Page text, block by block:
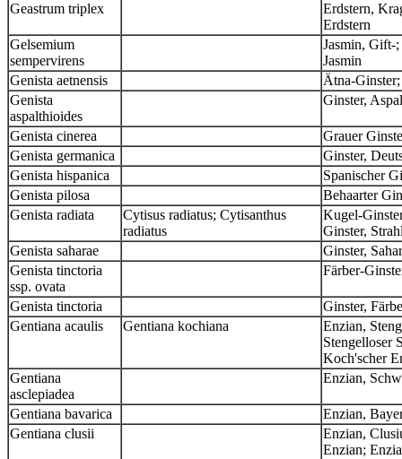
Geastrum triplex
Erdstern,
Erdstern
Gelsemium
sempervirens
Jasmin, Gift-
Jasmin
Genista aetnensis
Ätna-
Genista
aspalthioides
Ginster,
Genista cinerea
Grauer
Genista germanica
Ginster,
Genista hispanica
Spanischer
Genista pilosa
Behaarter
Genista radiata
Cytisus radiatus; Cytisanthus
radiatus
Kugel-
Ginster,
Genista saharae
Ginster,
Genista tinctoria
ssp. ovata
Färber-
Genista tinctoria
Ginster,
Gentiana acaulis
Gentiana kochiana
Enzian,
Stengelloser
Koch'scher
Gentiana
asclepiadea
Enzian,
Gentiana bavarica
Enzian,
Gentiana clusii
Enzian,
Enzian;